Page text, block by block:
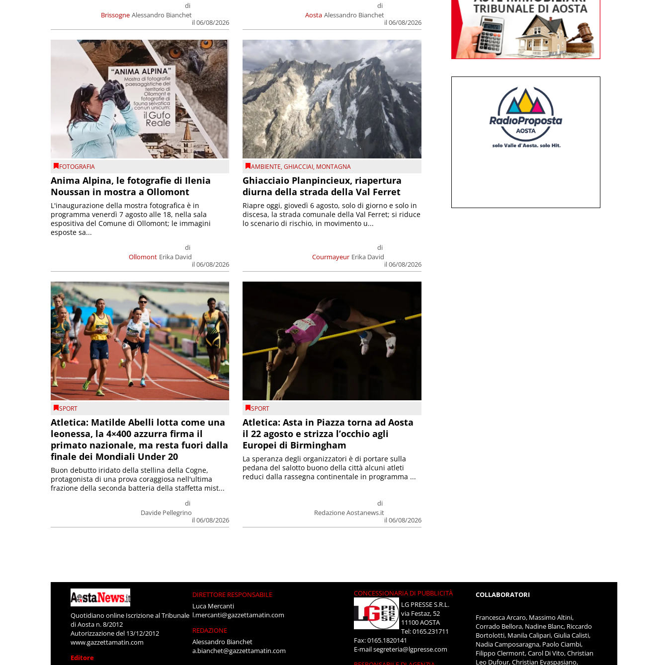
Brissogne
di
Alessandro Bianchet
il 06/08/2026
Aosta
di
Alessandro Bianchet
il 06/08/2026
FOTOGRAFIA
Anima Alpina, le fotografie di Ilenia
Noussan in mostra a Ollomont
Ollomont
di
Erika David
il 06/08/2026
L'inaugurazione della mostra fotografica è in
programma venerdì 7 agosto alle 18, nella sala
espositiva del Comune di Ollomont; le immagini
esposte sa...
AMBIENTE,GHIACCIAI, MONTAGNA
Ghiacciaio Planpincieux, riapertura
diurna della strada della Val Ferret
Courmayeur
di
Erika David
il 06/08/2026
Riapre oggi, giovedì 6 agosto, solo di giorno e solo in
discesa, la strada comunale della Val Ferret; si riduce
lo scenario di rischio, in movimento u...
SPORT
Atletica: Matilde Abelli lotta come una
leonessa, la 4×400 azzurra firma il
primato nazionale, ma resta fuori dalla
finale dei Mondiali Under 20
di
Davide Pellegrino
il 06/08/2026
Buon debutto iridato della stellina della Cogne,
protagonista di una prova coraggiosa nell'ultima
frazione della seconda batteria della staffetta mist...
SPORT
Atletica: Asta in Piazza torna ad Aosta
il 22 agosto e strizza l’occhio agli
Europei di Birmingham
di
Redazione Aostanews.it
il 06/08/2026
La speranza degli organizzatori è di portare sulla
pedana del salotto buono della città alcuni atleti
reduci dalla rassegna continentale in programma ...
Quotidiano online Iscrizione al Tribunale
di Aosta n. 8/2012
Autorizzazione del 13/12/2012
www.gazzettamatin.com
Editore
DIRETTORE RESPONSABILE
Luca Mercanti
l.mercanti@gazzettamatin.com
REDAZIONE
Alessandro Bianchet
a.bianchet@gazzettamatin.com
CONCESSIONARIA DI PUBBLICITÀ
LG PRESSE S.R.L.
via Festaz, 52
11100 AOSTA
Tel: 0165.231711
Fax: 0165.1820141
E-mailsegreteria@lgpresse.com
COLLABORATORI
Francesca Arcaro, Massimo Altini,
Corrado Bellora, Nadine Blanc, Riccardo
Bortolotti, Manila Calipari, Giulia Calisti,
Nadia Camposaragna, Paolo Ciambi,
Filippo Clermont, Carol Di Vito, Christian
Leo Dufour, Christian Evaspasiano,